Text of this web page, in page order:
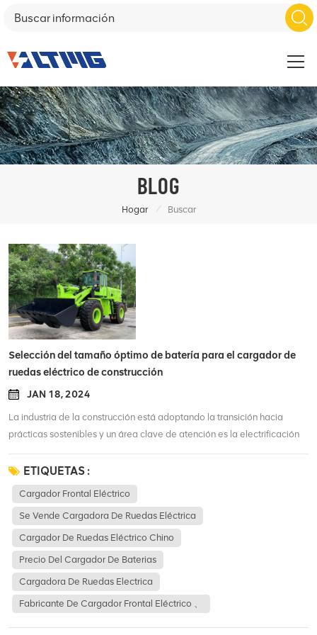
BLOG
Hogar / Buscar
Selección del tamaño óptimo de batería para el cargador de
ruedas eléctrico de construcción
JAN 18, 2024
La industria de la construcción está adoptando la transición hacia
prácticas sostenibles y un área clave de atención es la electrificación
popularidad significativa debido a sus menores emisiones de carbono,
menores niveles de ruido y ahorros en costos operativos. Sin embargo,
seleccionar el tamaño de batería correcto es crucial para garantizar un
rendimiento y una eficiencia óptimos. En este blog, el equipo de LTMG
explorará los factores a considerar al elegir el tamaño de la batería
para una cargadora de ruedas eléctrica de construcción. 1. Requisitos
de capacidad:Una de las consideraciones principales al seleccionar un
tamaño de batería es que coincida con los requisitos de capacidad del
cargador de ruedas eléctrico de construcción. La batería debe
ETIQUETAS :
Cargador Frontal Eléctrico
Se Vende Cargadora De Ruedas Eléctrica
Cargador De Ruedas Eléctrico Chino
Precio Del Cargador De Baterias
Cargadora De Ruedas Electrica
Fabricante De Cargador Frontal Eléctrico 、